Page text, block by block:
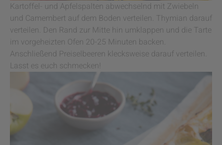
Kartoffel- und Apfelspalten abwechselnd mit Zwiebeln
und Camembert auf dem Boden verteilen. Thymian darauf
verteilen. Den Rand zur Mitte hin umklappen und die Tarte
im vorgeheizten Ofen 20-25 Minuten backen.
Anschließend Preiselbeeren klecksweise darauf verteilen.
Lasst es euch schmecken!